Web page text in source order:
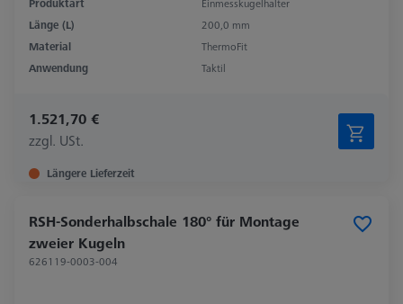
Länge (L)
200,0 mm
Material
ThermoFit
Anwendung
Taktil
1.521,70 €
zzgl. USt.
Längere Lieferzeit
RSH-Sonderhalbschale 180° für Montage
zweier Kugeln
626119-0003-004